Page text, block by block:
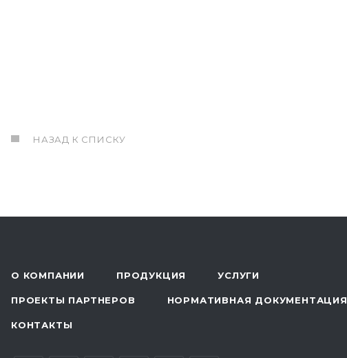
НАЗАД К СПИСКУ
О КОМПАНИИ ПРОДУКЦИЯ УСЛУГИ
ПРОЕКТЫ ПАРТНЕРОВ НОРМАТИВНАЯ ДОКУМЕНТАЦИЯ
КОНТАКТЫ